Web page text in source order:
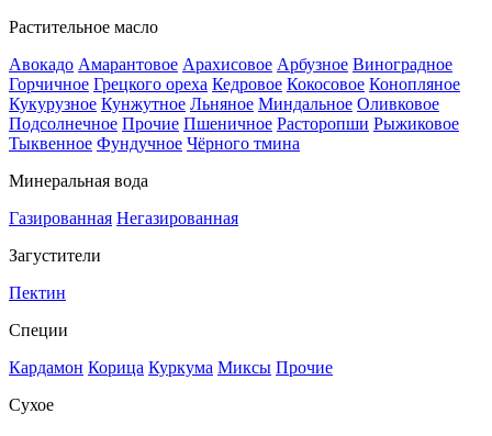
Растительное масло
Авокадо Амарантовое Арахисовое Арбузное Виноградное
Горчичное Грецкого ореха Кедровое Кокосовое Конопляное
Кукурузное Кунжутное Льняное Миндальное Оливковое
Подсолнечное Прочие Пшеничное Расторопши Рыжиковое
Тыквенное Фундучное Чёрного тмина
Минеральная вода
Газированная Негазированная
Загустители
Пектин
Специи
Кардамон Корица Куркума Миксы Прочие
Сухое